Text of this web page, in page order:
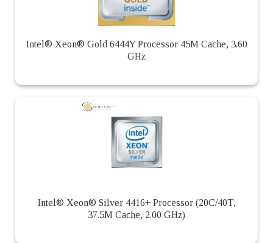
Intel® Xeon® Gold 6444Y Processor 45M Cache, 3.60
GHz
Intel® Xeon® Silver 4416+ Processor (20C/40T,
37.5M Cache, 2.00 GHz)